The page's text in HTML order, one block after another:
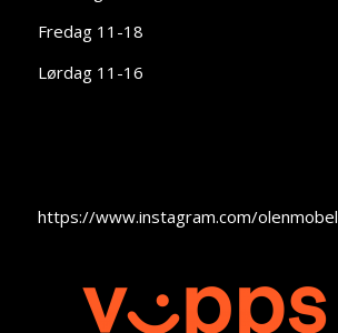
Fredag 11-18
Lørdag 11-16
https://www.instagram.com/olenmobel